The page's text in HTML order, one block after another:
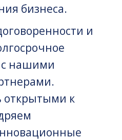
бизнеса.
и
с нашими
открытыми к